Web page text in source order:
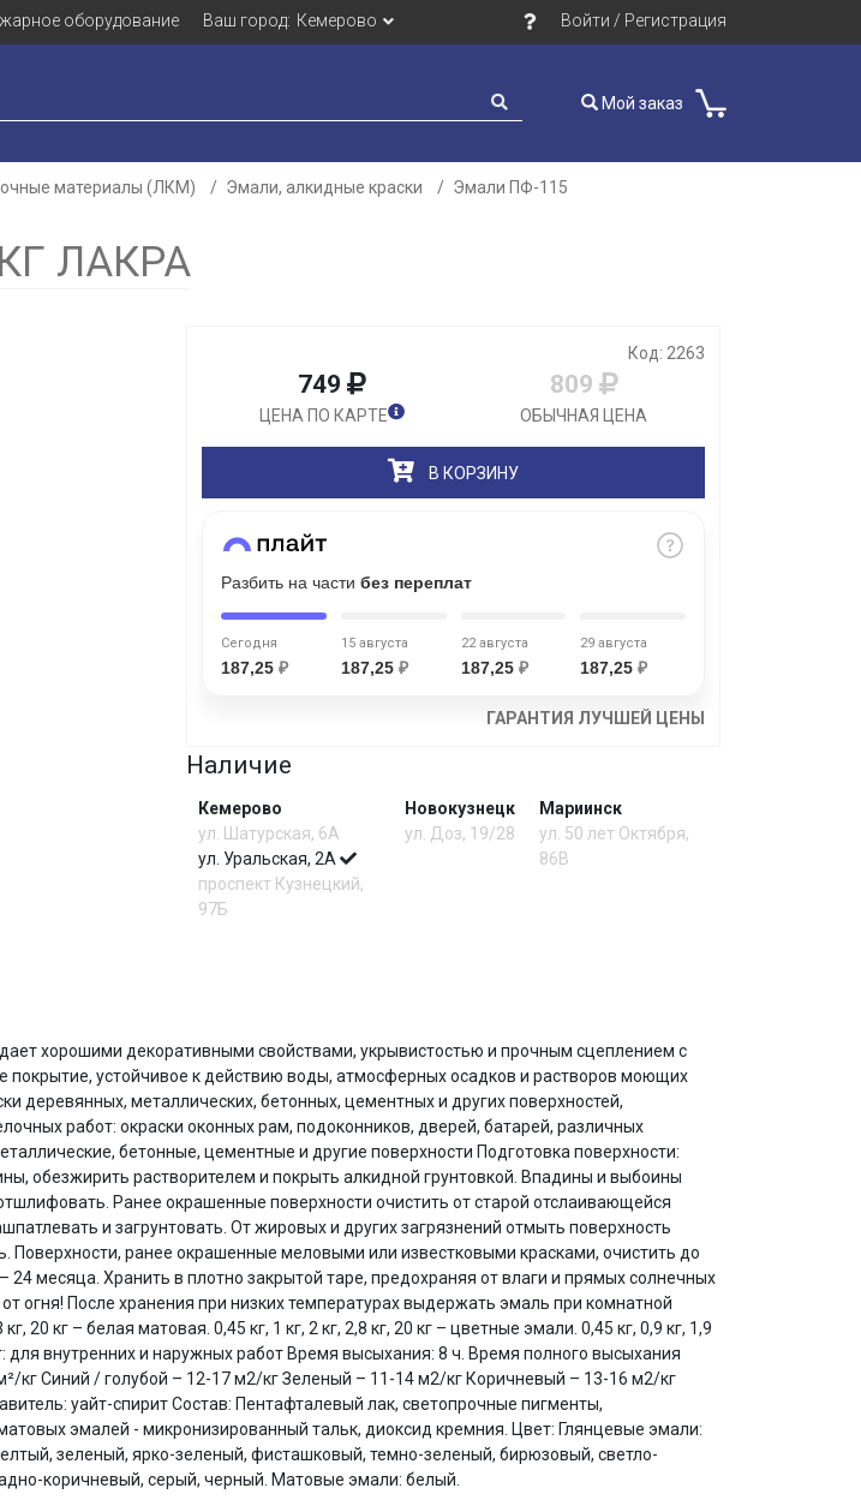
оборудование Ваш город: Кемерово Войти / Регистрация
Мой заказ
материалы (ЛКМ) Эмали, алкидные краски
Эмали ПФ-115
ЛАКРА
Код: 2263
749
ЦЕНА ПО КАРТЕ
809
ОБЫЧНАЯ ЦЕНА
В КОРЗИНУ
Разбить на части без переплат
Сегодня
187,25 ₽
15 августа
187,25 ₽
22 августа
187,25 ₽
29 августа
187,25₽
ГАРАНТИЯ ЛУЧШЕЙ ЦЕНЫ
Наличие
Кемерово
ул. Шатурская, 6А
ул. Уральская, 2А
проспект Кузнецкий,
97Б
Новокузнецк
ул. Доз, 19/28
Мариинск
ул. 50 лет Октября,
86В
хорошими декоративными свойствами, укрывистостью и прочным сцеплением с
покрытие, устойчивое к действию воды, атмосферных осадков и растворов моющих
деревянных, металлических, бетонных, цементных и других поверхностей,
работ: окраски оконных рам, подоконников, дверей, батарей, различных
бетонные, цементные и другие поверхности Подготовка поверхности:
обезжирить растворителем и покрыть алкидной грунтовкой. Впадины и выбоины
Ранее окрашенные поверхности очистить от старой отслаивающейся
и загрунтовать. От жировых и других загрязнений отмыть поверхность
ранее окрашенные меловыми или известковыми красками, очистить до
месяца. Хранить в плотно закрытой таре, предохраняя от влаги и прямых солнечных
огня! После хранения при низких температурах выдержать эмаль при комнатной
20 кг – белая матовая. 0,45 кг, 1 кг, 2 кг, 2,8 кг, 20 кг – цветные эмали. 0,45 кг, 0,9 кг, 1,9
для внутренних и наружных работ Время высыхания: 8 ч. Время полного высыхания
кг Синий / голубой – 12-17 м2/кг Зеленый – 11-14 м2/кг Коричневый – 13-16 м2/кг
уайт-спирит Состав: Пентафталевый лак, светопрочные пигменты,
эмалей - микронизированный тальк, диоксид кремния. Цвет: Глянцевые эмали:
зеленый, ярко-зеленый, фисташковый, темно-зеленый, бирюзовый, светло-
коричневый, серый, черный. Матовые эмали: белый.
списываться
25%каждые 2 недели
Плайтом
25
раз в 2
вопросы?
302-02-51